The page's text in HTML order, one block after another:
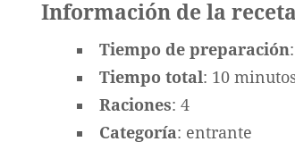
Información de la receta
Tiempo de preparación
Tiempo total: 10
Raciones: 4
Categoría: entrante